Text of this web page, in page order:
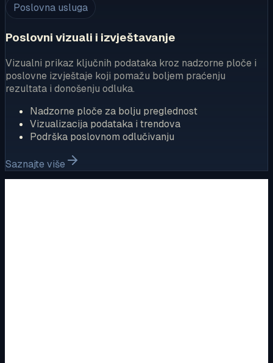
Poslovna usluga
Poslovni vizuali i izvještavanje
Vizualni prikaz ključnih podataka kroz nadzorne ploče i
poslovne izvještaje koji pomažu boljem praćenju
rezultata i donošenju odluka.
Nadzorne ploče za bolju preglednost
Vizualizacija podataka i trendova
Podrška poslovnom odlučivanju
Saznajte više